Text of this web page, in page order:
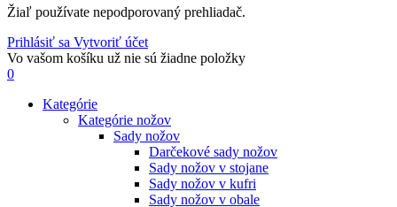
Žiaľ používate nepodporovaný prehliadač.
Prihlásiť sa Vytvoriť účet
Vo vašom košíku už nie sú žiadne položky
0
Kategórie
Kategórie nožov
Sady nožov
Darčekové sady nožov
Sady nožov v stojane
Sady nožov v kufri
Sady nožov v obale